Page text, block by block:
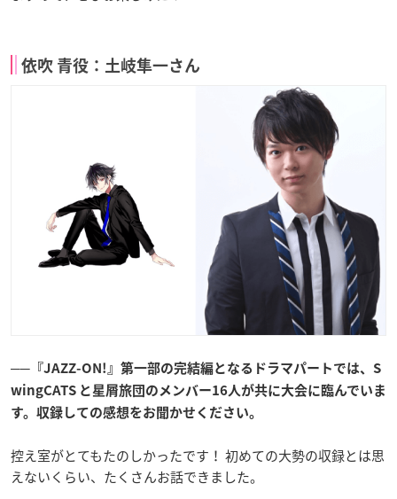
依吹 青役：土岐隼一さん
──『JAZZ-ON!』第一部の完結編となるドラマパートでは、S
wingCATS と星屑旅団のメンバー16人が共に大会に臨んでいま
す。収録しての感想をお聞かせください。
控え室がとてもたのしかったです！ 初めての大勢の収録とは思
えないくらい、たくさんお話できました。